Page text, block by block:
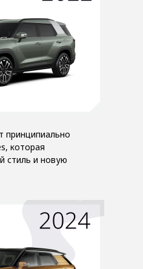
принципиально
которая
стиль и новую